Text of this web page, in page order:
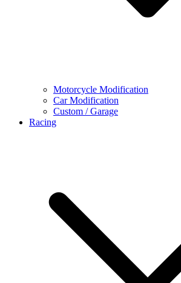
Motorcycle Modification
Car Modification
Custom / Garage
Racing